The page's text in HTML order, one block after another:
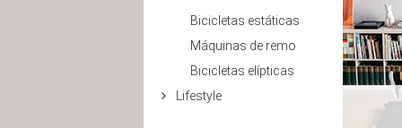
Bicicletas estáticas
Máquinas de remo
Bicicletas elípticas
Lifestyle